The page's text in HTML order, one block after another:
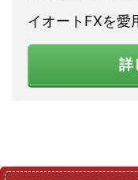
イオートFXを愛
詳